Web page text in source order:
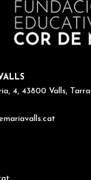
4, 43800 Valls,